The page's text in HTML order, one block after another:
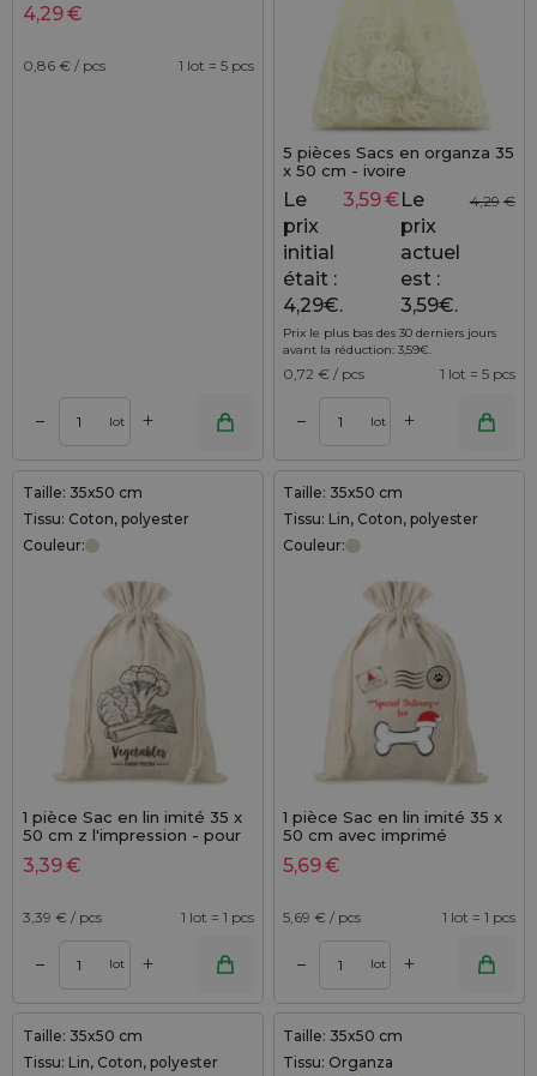
4,29€
0,86 € / pcs 1 lot = 5 pcs
– lot +
5 pièces Sacs en organza 35
x 50 cm - ivoire
4,29 €
Le
prix
initial
était :
4,29€.
3,59€Le
prix
actuel
est :
3,59€.
Prix le plus bas des 30 derniers jours
avant la réduction:3,59€.
0,72 € / pcs 1 lot = 5 pcs
– lot +
Taille: 35x50 cm
Tissu: Coton, polyester
Couleur:
1 pièce Sac en lin imité 35 x
50 cm z l'impression - pour
les légumes (EN)
3,39€
3,39 € / pcs 1 lot = 1 pcs
– lot +
Taille: 35x50 cm
Tissu: Lin, Coton, polyester
Couleur:
1 pièce Sac en lin imité 35 x
50 cm avec imprimé
5,69€
5,69 € / pcs 1 lot = 1 pcs
– lot +
Taille: 35x50 cm
Tissu: Lin, Coton, polyester
Taille: 35x50 cm
Tissu: Organza